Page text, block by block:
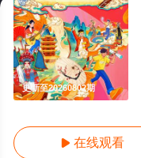
更新至20260802期
 在线观看